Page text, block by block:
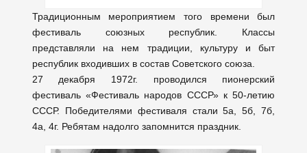
Традиционным мероприятием того времени был
фестиваль союзных республик. Классы
представляли на нем традиции, культуру и быт
республик входивших в состав Советского союза.
27 декабря 1972г. проводился пионерский
фестиваль «Фестиваль народов СССР» к 50-летию
СССР. Победителями фестиваля стали 5а, 5б, 7б,
4а, 4г. Ребятам надолго запомнится праздник.